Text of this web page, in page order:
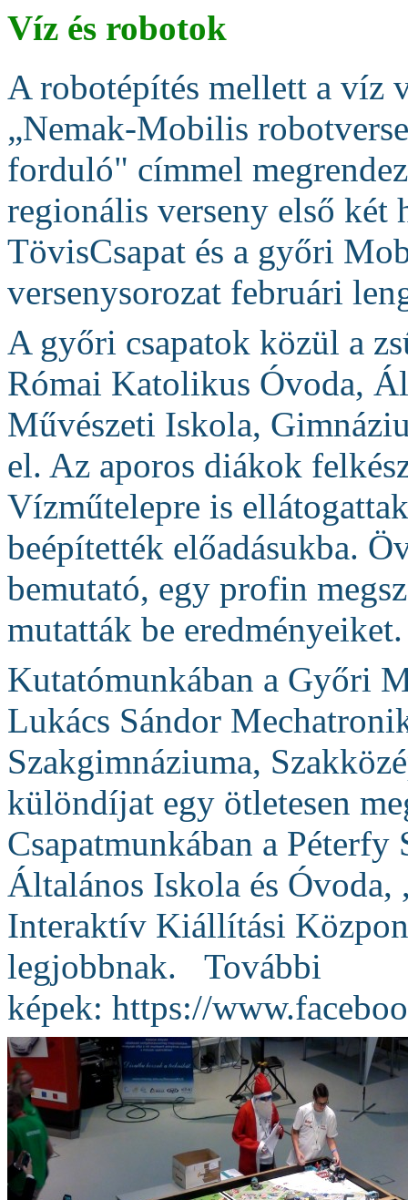
Víz és robotok
A robotépítés mellett a víz
„Nemak-Mobilis
forduló" címmel
regionális verseny első két
TövisCsapat és a győri
versenysorozat februári
A győri csapatok közül a
Római Katolikus Óvoda,
Művészeti Iskola,
el. Az aporos diákok
Vízműtelepre is
beépítették előadásukba.
bemutató, egy profin
mutatták be eredményeiket.
Kutatómunkában a Győri
Lukács Sándor
Szakgimnáziuma,
különdíjat egy ötletesen
Csapatmunkában a
Általános Iskola és
Interaktív Kiállítási
legjobbnak. További
képek: https://